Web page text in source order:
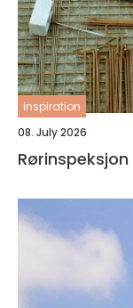
inspiration
08. July 2026